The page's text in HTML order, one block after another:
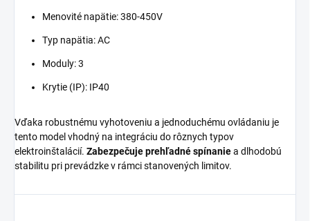
Menovité napätie: 380-450V
Typ napätia: AC
Moduly: 3
Krytie (IP): IP40
Vďaka robustnému vyhotoveniu a jednoduchému ovládaniu je
tento model vhodný na integráciu do rôznych typov
elektroinštalácií. Zabezpečuje prehľadné spínaniea dlhodobú
stabilitu pri prevádzke v rámci stanovených limitov.